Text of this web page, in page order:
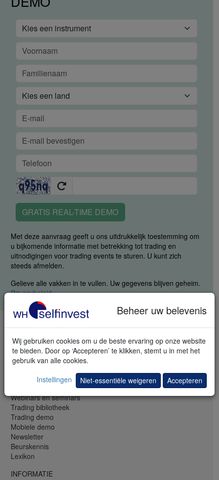
Beheer uw belevenis
Wij gebruiken cookies om u de beste ervaring op onze website
te bieden. Door op ‘Accepteren’ te klikken, stemt u in met het
gebruik van alle cookies.
Instellingen
Niet-essentiële weigeren Accepteren
GRATIS REAL-TIME DEMO
Met deze aanvraag geeft u ons uitdrukkelijk toestemming om
u bijkomende informatie met betrekking tot trading en
uitnodigingen voor trading events te sturen. U kunt zich
steeds afmelden.
Gelieve alle vakken in te vullen. Uw gegevens blijven geheim.
Privacybeleid.
TELEFOON & FAX
LU: +352 42 80 42 82
LU: +352 42 80 42 80 (EN)
NL: +31 (0)20 737 00 54
Webinars en seminars
Trading bibliotheek
Trading demo
Mobiele demo
Newsletter
Beurskennis
Lexikon
INFORMATIE